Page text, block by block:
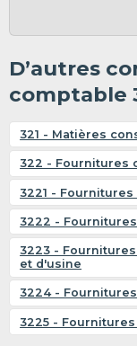
D’autres
comptable
321 - Matières
322 - Fournitures
3221 -
3222 -
3223 -
et d'usine
3224 -
3225 -